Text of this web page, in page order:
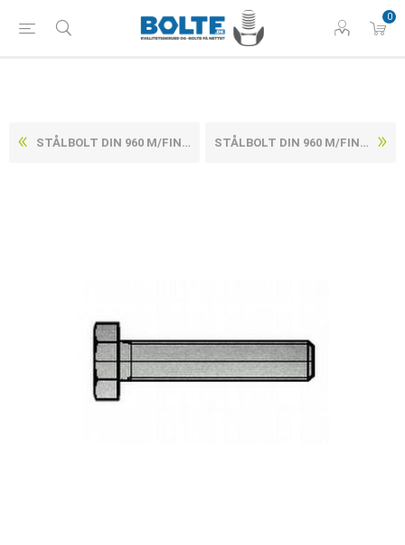
0
STÅLBOLT DIN 960 M/FINGEVIND DUPLEX M12X1,5X75 STÅLBOLT DIN 960 M/FINGEVIND DUPLEX M12X1,5X90